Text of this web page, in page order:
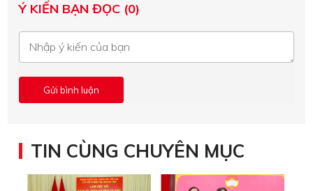
Ý KIẾN BẠN ĐỌC (0)
TIN CÙNG CHUYÊN MỤC